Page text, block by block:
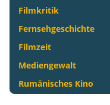
Filmkritik
Fernsehgeschichte
Filmzeit
Mediengewalt
Rumänisches Kino